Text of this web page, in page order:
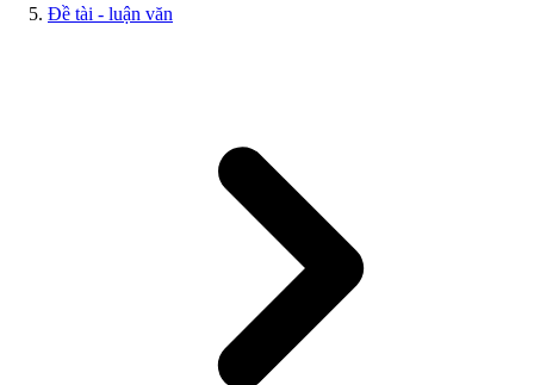
Đề tài - luận văn